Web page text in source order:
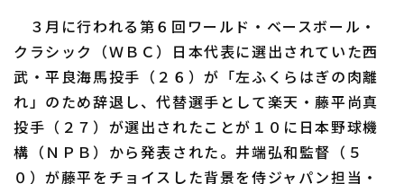
動画
日程・結果
順位表･成績
1軍公式戦
選手名鑑
３月に行われる第６回ワールド・ベースボール・
クラシック（ＷＢＣ）日本代表に選出されていた西
武・平良海馬投手（２６）が「左ふくらはぎの肉離
れ」のため辞退し、代替選手として楽天・藤平尚真
投手（２７）が選出されたことが１０に日本野球機
構（ＮＰＢ）から発表された。井端弘和監督（５
０）が藤平をチョイスした背景を侍ジャパン担当・